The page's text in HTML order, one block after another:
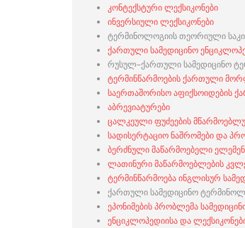
კონტექსტური ლექსიკონები
ინვერსიული ლექსიკონები
ტერმინოლოგიის თეორიული
ქართული სამედიცინო
რუსულ–ქართული სამედიცინო
ტერმინწარმოების ქართული
საერთაშორისო აფიქსოიდების
აბრევიატურები
ცალკეული ფუძეების
სადისერტაციო ნაშრომები და
ბერძნული მაწარმოებელი
ლათინური მაწარმოებლების
ტერმინწარმოება ინგლისურ
ქართული სამედიცინო
ეპონიმების პრობლემა
ენციკლოპედიისა და